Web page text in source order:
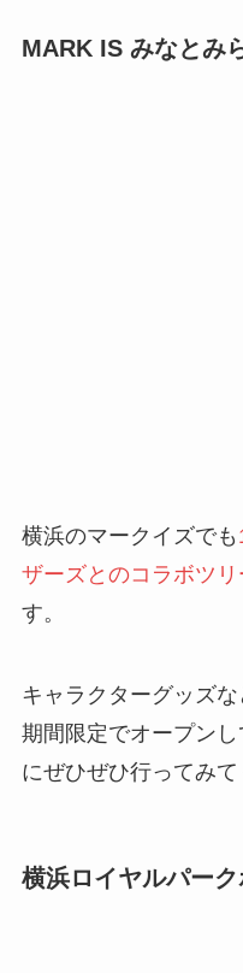
MARK IS みなとみ
横浜のマークイズでも
ザーズとのコラボツリ
す。
キャラクターグッズ
期間限定でオープン
にぜひぜひ行ってみ
横浜ロイヤルパー